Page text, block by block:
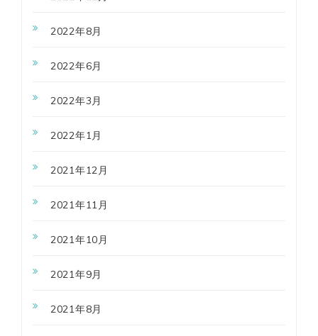
2022年8月
2022年6月
2022年3月
2022年1月
2021年12月
2021年11月
2021年10月
2021年9月
2021年8月